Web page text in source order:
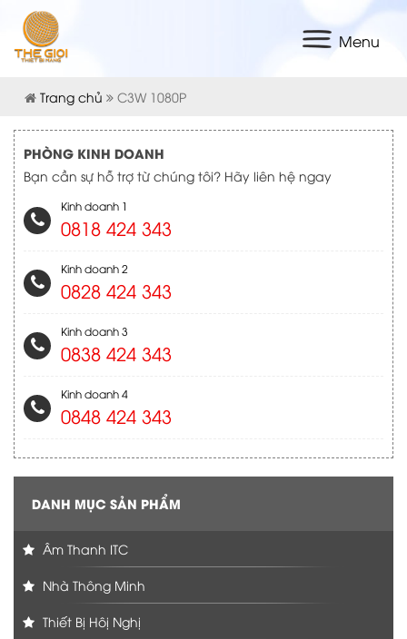
Menu
Trang chủ C3W 1080P
PHÒNG KINH DOANH
Bạn cần sự hỗ trợ từ chúng tôi? Hãy liên hệ ngay
Kinh doanh 1
0818 424 343
Kinh doanh 2
0828 424 343
Kinh doanh 3
0838 424 343
Kinh doanh 4
0848 424 343
DANH MỤC SẢN PHẨM
Âm Thanh ITC
Nhà Thông Minh
Thiết Bị Hôị Nghị